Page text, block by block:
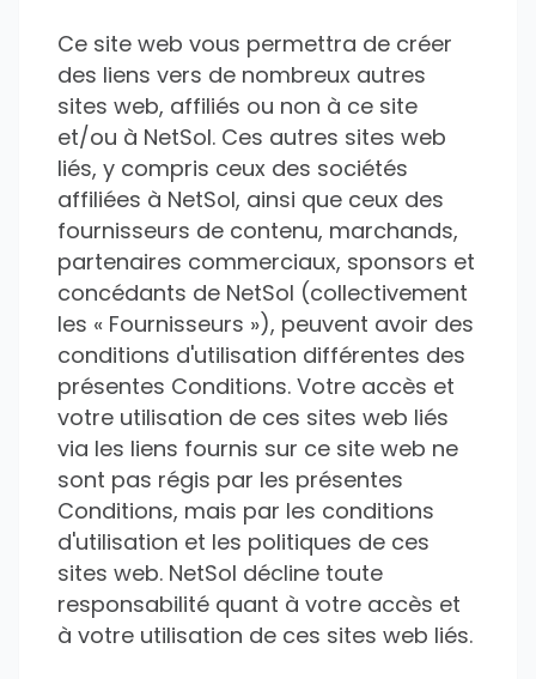
Ce site web vous permettra de créer
des liens vers de nombreux autres
sites web, affiliés ou non à ce site
et/ou à NetSol. Ces autres sites web
liés, y compris ceux des sociétés
affiliées à NetSol, ainsi que ceux des
fournisseurs de contenu, marchands,
partenaires commerciaux, sponsors et
concédants de NetSol (collectivement
les « Fournisseurs »), peuvent avoir des
conditions d'utilisation différentes des
présentes Conditions. Votre accès et
votre utilisation de ces sites web liés
via les liens fournis sur ce site web ne
sont pas régis par les présentes
Conditions, mais par les conditions
d'utilisation et les politiques de ces
sites web. NetSol décline toute
responsabilité quant à votre accès et
à votre utilisation de ces sites web liés.